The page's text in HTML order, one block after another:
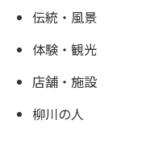
伝統・風景
体験・観光
店舗・施設
柳川の人